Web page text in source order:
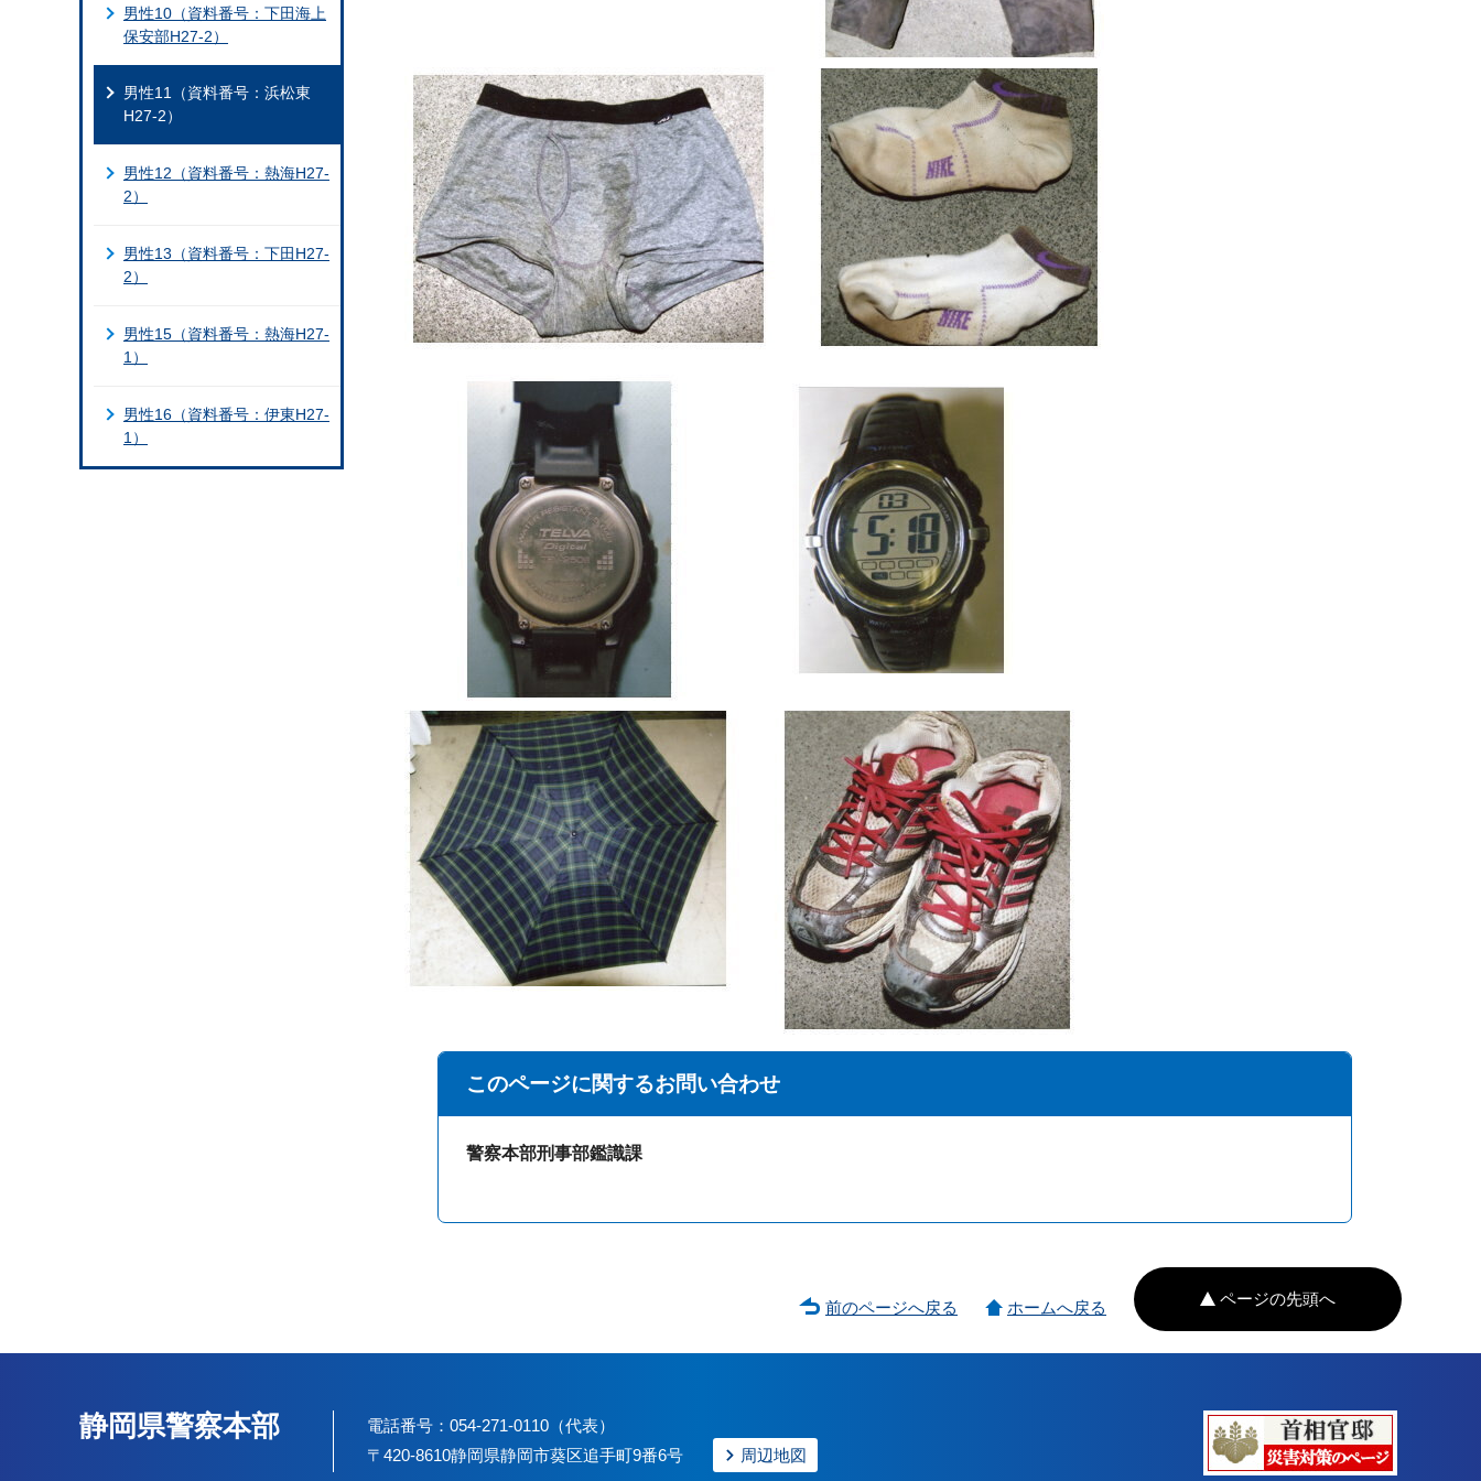
このページに関するお問い合わせ
警察本部刑事部鑑識課
男性10（資料番号：下田海上
保安部H27-2）
男性11（資料番号：浜松東
H27-2）
男性12（資料番号：熱海H27-
2）
男性13（資料番号：下田H27-
2）
男性15（資料番号：熱海H27-
1）
男性16（資料番号：伊東H27-
1）
ページの先頭へ
前のページへ戻る ホームへ戻る
静岡県警察本部
電話番号：054-271-0110（代表）
〒420-8610静岡県静岡市葵区追手町9番6号
周辺地図